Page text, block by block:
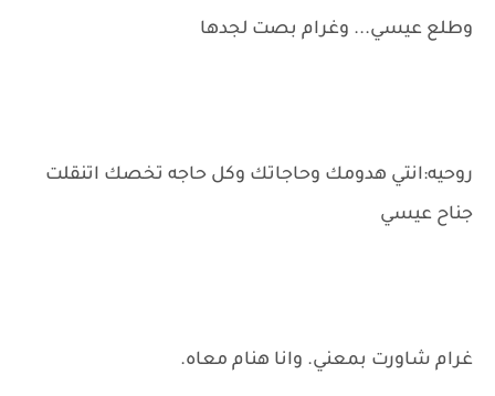
وطلع عيسي... وغرام بصت لجدها
روحيه:انتي هدومك وحاجاتك وكل حاجه تخصك اتنقلت
جناح عيسي
غرام شاورت بمعني. وانا هنام معاه.